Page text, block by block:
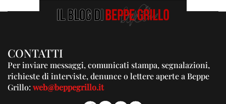
CONTATTI
Per inviare messaggi, comunicati stampa, segnalazioni,
richieste di interviste, denunce o lettere aperte a Beppe
Grillo:web@beppegrillo.it